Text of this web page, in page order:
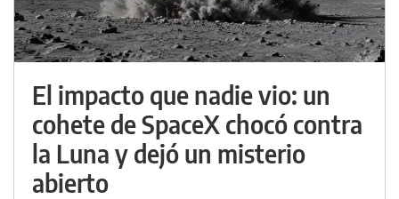
El impacto que nadie vio: un
cohete de SpaceX chocó contra
la Luna y dejó un misterio
abierto